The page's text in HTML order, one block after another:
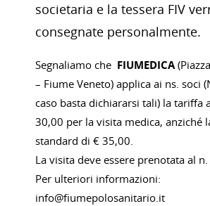
societaria e la tessera FIV
consegnate personalmente.
Segnaliamo che FIUMEDICA
– Fiume Veneto) applica ai ns. soci
caso basta dichiararsi tali) la tariffa
30,00 per la visita medica, anziché
standard di € 35,00.
La visita deve essere prenotata al
Per ulteriori informazioni:
info@fiumepolosanitario.it